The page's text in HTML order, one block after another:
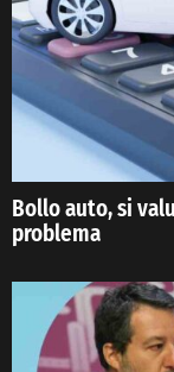
Bollo auto, si
problema